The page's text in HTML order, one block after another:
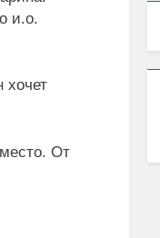
и.о.
хочет
От